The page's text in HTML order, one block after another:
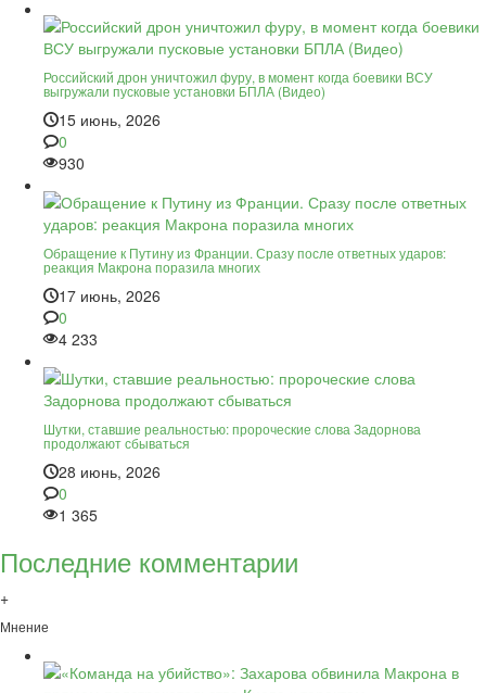
Российский дрон уничтожил фуру, в момент когда боевики ВСУ
выгружали пусковые установки БПЛА (Видео)
15 июнь, 2026
0
930
Обращение к Путину из Франции. Сразу после ответных ударов:
реакция Макрона поразила многих
17 июнь, 2026
0
4 233
Шутки, ставшие реальностью: пророческие слова Задорнова
продолжают сбываться
28 июнь, 2026
0
1 365
Последние комментарии
+
Мнение